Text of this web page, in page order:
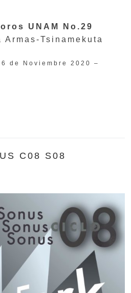
UNAM No.29
Armas-Tsinamekuta
de Noviembre 2020 –
C08 S08